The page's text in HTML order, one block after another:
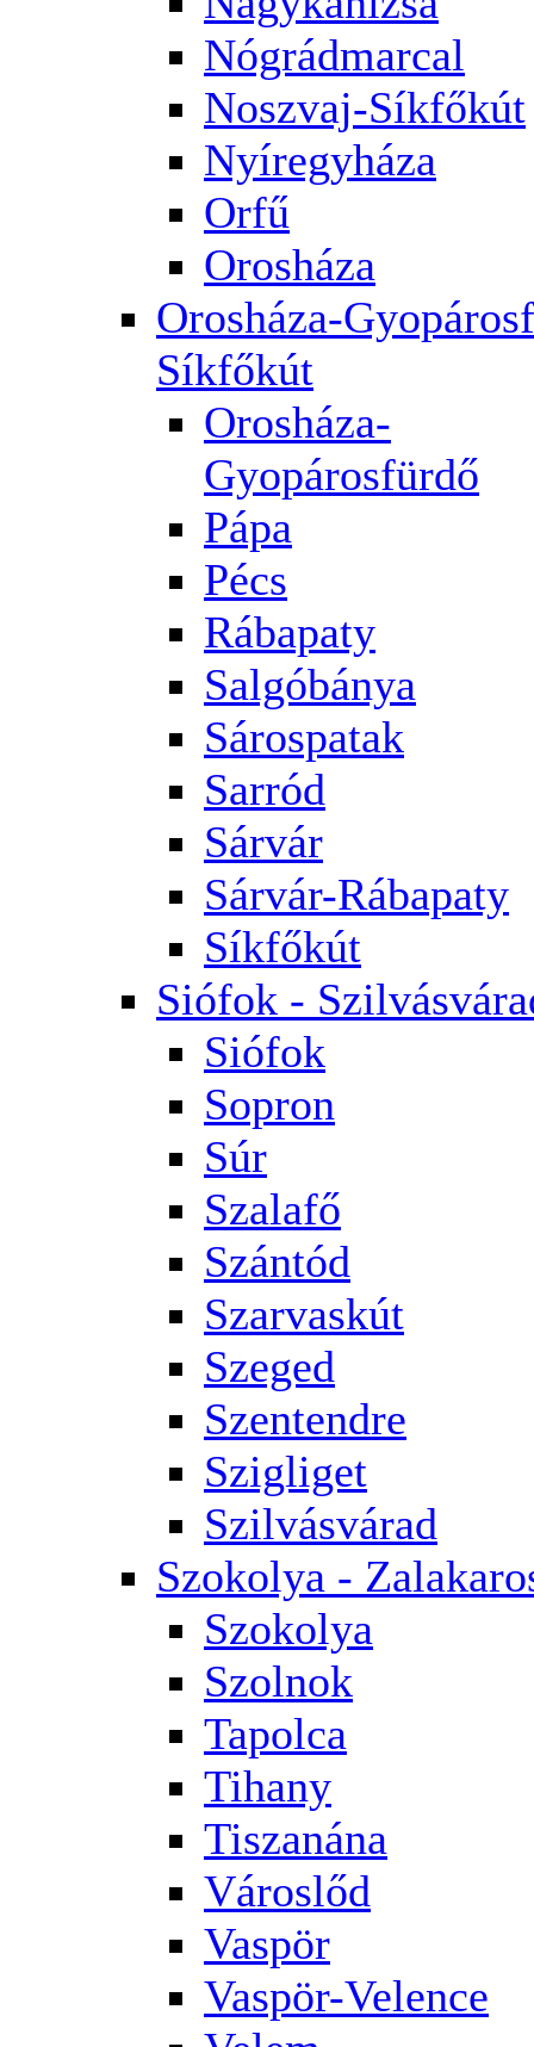
Nógrádmarcal
Noszvaj-Síkfőkút
Nyíregyháza
Orfű
Orosháza
Orosháza-
Síkfőkút
Orosháza-
Gyopárosfürdő
Pápa
Pécs
Rábapaty
Salgóbánya
Sárospatak
Sarród
Sárvár
Sárvár-Rábapaty
Síkfőkút
Siófok -
Siófok
Sopron
Súr
Szalafő
Szántód
Szarvaskút
Szeged
Szentendre
Szigliget
Szilvásvárad
Szokolya -
Szokolya
Szolnok
Tapolca
Tihany
Tiszanána
Városlőd
Vaspör
Vaspör-Velence